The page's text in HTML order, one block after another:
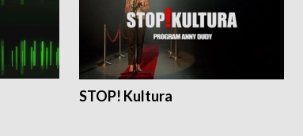
STOP! Kultura